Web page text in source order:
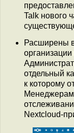
Talk нового
Расширены
отдельный
к которому
Менеджерам
Nextcloud-